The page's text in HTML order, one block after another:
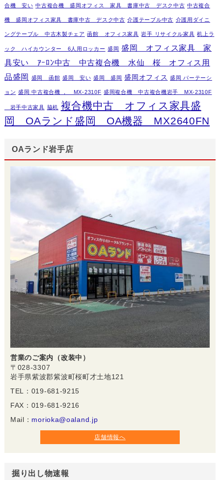
合機 安い 中古複合機 盛岡オフィス 家具 書庫中古 デスク中古 中古複合
機 盛岡オフィス家具 書庫中古 デスク中古 介護テーブル中古 介護用ダイニ
ングテーブル 中古木製チェア 函館 オフィス家具 岩手 リサイクル家具 机上ラ
ック ハイカウンター 6人用ロッカー 盛岡 盛岡 オフィス家具 家
具安い ｱｰﾛﾝ中古 中古複合機 水仙 桜 オフィス用
品盛岡 盛岡 函館 盛岡 安い 盛岡 盛岡 盛岡オフィス 盛岡 パーテーシ
ョン 盛岡 中古複合機 ， MX-2310F 盛岡複合機 中古複合機岩手 MX-2310F
岩手中古家具 脇机 複合機中古 オフィス家具盛
岡 OAランド盛岡 OA機器 MX2640FN
OAランド岩手店
営業のご案内（改装中）
〒028-3307
岩手県紫波郡紫波町桜町才土地121
TEL：019-681-9215
FAX：019-681-9216
Mail： morioka@oaland.jp
店舗情報へ
掘り出し物速報